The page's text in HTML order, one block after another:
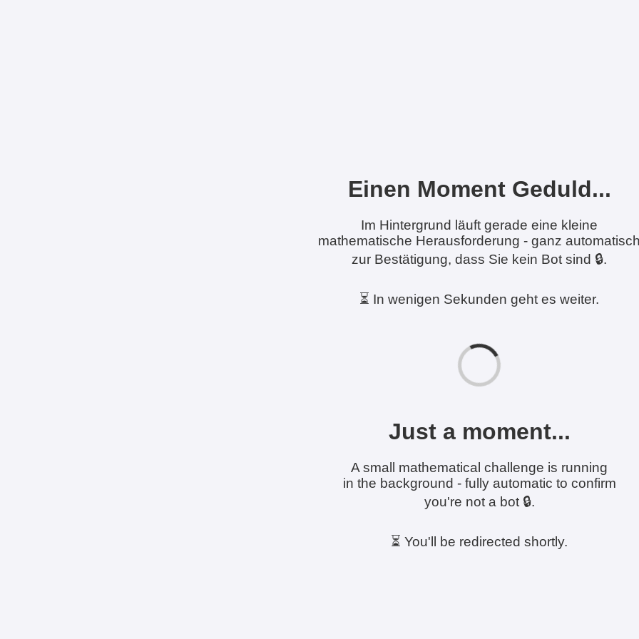
Einen Moment Geduld...
Im Hintergrund läuft gerade eine kleine
mathematische Herausforderung - ganz
zur Bestätigung, dass Sie kein Bot sind 🔒.
⏳ In wenigen Sekunden geht es weiter.
Just a moment...
A small mathematical challenge is running
in the background - fully automatic to confirm
you're not a bot 🔒.
⏳ You'll be redirected shortly.